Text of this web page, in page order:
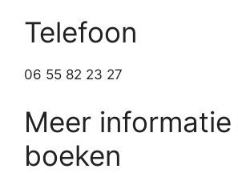
Telefoon
06 55 82 23 27
Meer informatie
boeken